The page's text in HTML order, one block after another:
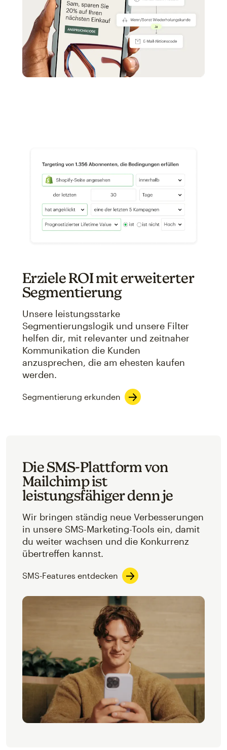
Erziele ROI mit erweiterter
Segmentierung
Unsere leistungsstarke
Segmentierungslogik und unsere Filter
helfen dir, mit relevanter und zeitnaher
Kommunikation die Kunden
anzusprechen, die am ehesten kaufen
werden.
Segmentierung erkunden
Die SMS-Plattform von
Mailchimp ist
leistungsfähiger denn je
Wir bringen ständig neue Verbesserungen
in unsere SMS-Marketing-Tools ein, damit
du weiter wachsen und die Konkurrenz
übertreffen kannst.
SMS-Features entdecken